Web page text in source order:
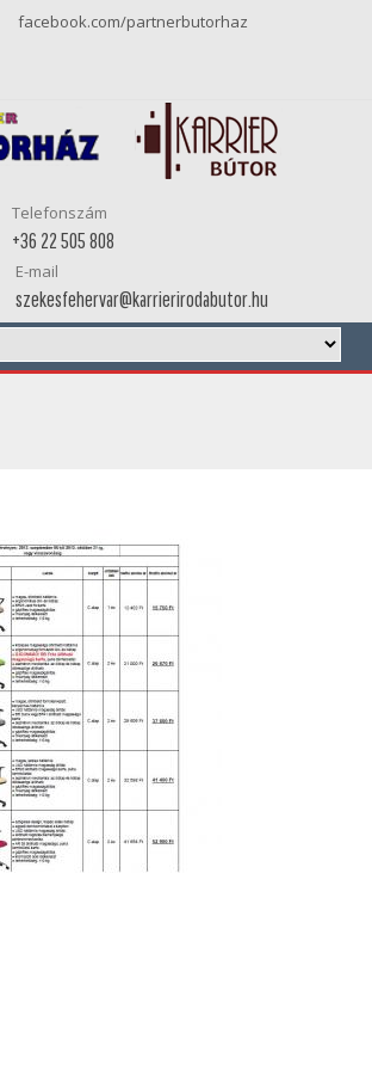
facebook.com/partnerbutorhaz
Telefonszám
+36 22 505 808
E-mail
szekesfehervar@karrierirodabutor.hu